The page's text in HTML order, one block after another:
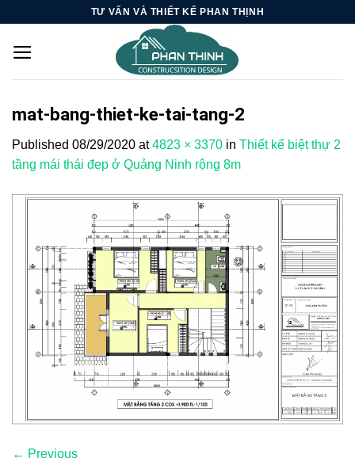
content
TƯ VẤN VÀ THIẾT KẾ PHAN THỊNH
mat-bang-thiet-ke-tai-tang-2
Published 08/29/2020 at4823 × 3370 in Thiết kế biệt thự 2
tầng mái thái đẹp ở Quảng Ninh rộng 8m
← Previous